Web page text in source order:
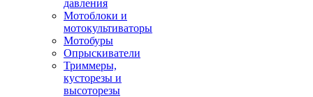
давления
Мотоблоки и
мотокультиваторы
Мотобуры
Опрыскиватели
Триммеры,
кусторезы и
высоторезы